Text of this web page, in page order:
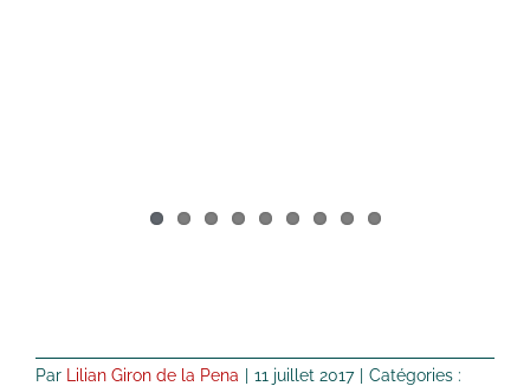
Par Lilian Giron de la Pena 11 juillet 2017
Catégories :